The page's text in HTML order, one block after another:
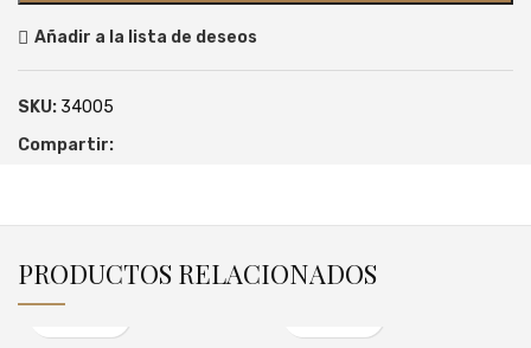
Añadir a la lista de deseos
SKU: 34005
Compartir:
PRODUCTOS RELACIONADOS